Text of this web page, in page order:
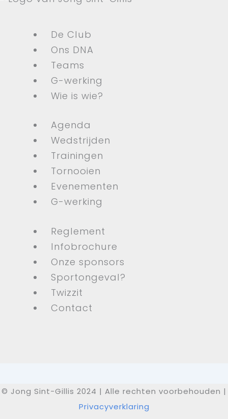
De Club
Ons DNA
Teams
G-werking
Wie is wie?
Agenda
Wedstrijden
Trainingen
Tornooien
Evenementen
G-werking
Reglement
Infobrochure
Onze sponsors
Sportongeval?
Twizzit
Contact
© Jong Sint-Gillis 2024 | Alle rechten voorbehouden |
Privacyverklaring